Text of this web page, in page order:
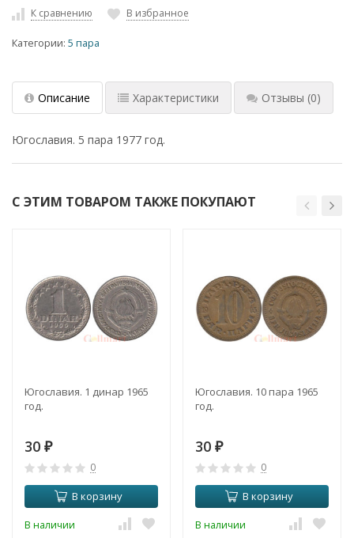
К сравнению В избранное
Категории: 5 пара
Описание Характеристики Отзывы (0)
Югославия. 5 пара 1977 год.
С ЭТИМ ТОВАРОМ ТАКЖЕ ПОКУПАЮТ
Югославия. 1 динар 1965
год.
30 ₽
0
В корзину
В наличии
Югославия. 10 пара 1965
год.
30 ₽
0
В корзину
В наличии